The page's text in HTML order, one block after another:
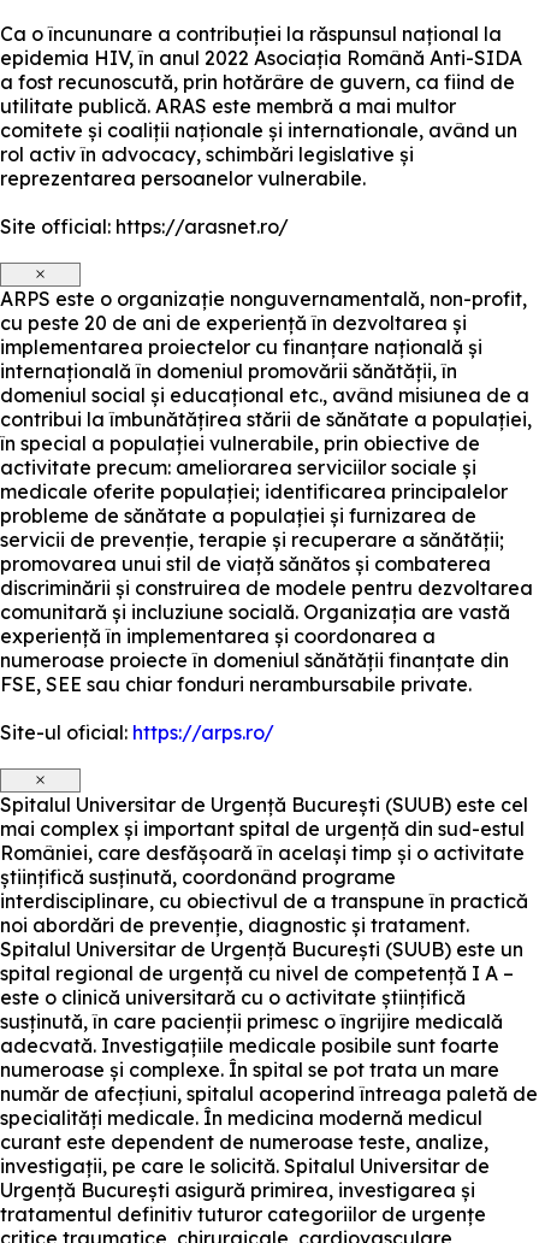
Ca o încununare a contribuției la răspunsul național la
epidemia HIV, în anul 2022 Asociația Română Anti-SIDA
a fost recunoscută, prin hotărâre de guvern, ca fiind de
utilitate publică. ARAS este membră a mai multor
comitete și coaliții naționale și internationale, având un
rol activ în advocacy, schimbări legislative și
reprezentarea persoanelor vulnerabile.
Site official: https://arasnet.ro/
×
ARPS este o organizație nonguvernamentală, non-profit,
cu peste 20 de ani de experiență în dezvoltarea și
implementarea proiectelor cu finanțare națională și
internațională în domeniul promovării sănătății, în
domeniul social și educațional etc., având misiunea de a
contribui la îmbunătățirea stării de sănătate a populației,
în special a populației vulnerabile, prin obiective de
activitate precum: ameliorarea serviciilor sociale și
medicale oferite populației; identificarea principalelor
probleme de sănătate a populației și furnizarea de
servicii de prevenție, terapie și recuperare a sănătății;
promovarea unui stil de viață sănătos și combaterea
discriminării și construirea de modele pentru dezvoltarea
comunitară și incluziune socială. Organizația are vastă
experiență în implementarea și coordonarea a
numeroase proiecte în domeniul sănătății finanțate din
FSE, SEE sau chiar fonduri nerambursabile private.
Site-ul oficial: https://arps.ro/
×
Spitalul Universitar de Urgență București (SUUB) este cel
mai complex și important spital de urgență din sud-estul
României, care desfășoară în același timp și o activitate
științifică susținută, coordonând programe
interdisciplinare, cu obiectivul de a transpune în practică
noi abordări de prevenție, diagnostic și tratament.
Spitalul Universitar de Urgență București (SUUB) este un
spital regional de urgență cu nivel de competență I A –
este o clinică universitară cu o activitate științifică
susținută, în care pacienții primesc o îngrijire medicală
adecvată. Investigațiile medicale posibile sunt foarte
numeroase și complexe. În spital se pot trata un mare
număr de afecțiuni, spitalul acoperind întreaga paletă de
specialități medicale. În medicina modernă medicul
curant este dependent de numeroase teste, analize,
investigații, pe care le solicită. Spitalul Universitar de
Urgență București asigură primirea, investigarea și
tratamentul definitiv tuturor categoriilor de urgențe